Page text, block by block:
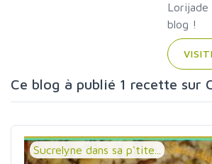
Lorijade
blog !
Ce blog à publié 1 recette sur
Sucrelyne dans sa p'tite...